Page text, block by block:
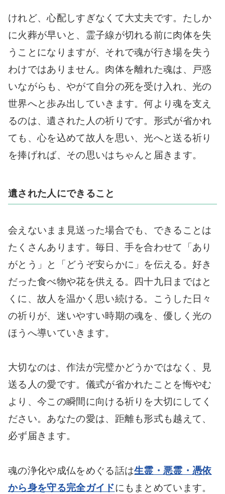
けれど、心配しすぎなくて大丈夫です。たしか
に火葬が早いと、霊子線が切れる前に肉体を失
うことになりますが、それで魂が行き場を失う
わけではありません。肉体を離れた魂は、戸惑
いながらも、やがて自分の死を受け入れ、光の
世界へと歩み出していきます。何より魂を支え
るのは、遺された人の祈りです。形式が省かれ
ても、心を込めて故人を思い、光へと送る祈り
を捧げれば、その思いはちゃんと届きます。
遺された人にできること
会えないまま見送った場合でも、できることは
たくさんあります。毎日、手を合わせて「あり
がとう」と「どうぞ安らかに」を伝える。好き
だった食べ物や花を供える。四十九日まではと
くに、故人を温かく思い続ける。こうした日々
の祈りが、迷いやすい時期の魂を、優しく光の
ほうへ導いていきます。
大切なのは、作法が完璧かどうかではなく、見
送る人の愛です。儀式が省かれたことを悔やむ
より、今この瞬間に向ける祈りを大切にしてく
ださい。あなたの愛は、距離も形式も越えて、
必ず届きます。
魂の浄化や成仏をめぐる話は生霊・悪霊・憑依
から身を守る完全ガイドにもまとめています。